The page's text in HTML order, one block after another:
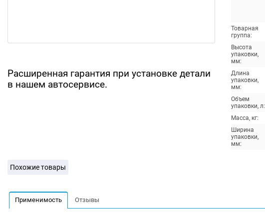
Расширенная гарантия при установке детали
в нашем автосервисе.
Товарная
группа:
Высота
упаковки,
мм:
Длина
упаковки,
мм:
Объем
упаковки, л:
Масса, кг:
Ширина
упаковки,
мм:
Похожие товары
Применимость Отзывы